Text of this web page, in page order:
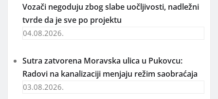
Vozači negoduju zbog slabe uočljivosti, nadležni
tvrde da je sve po projektu
04.08.2026.
Sutra zatvorena Moravska ulica u Pukovcu:
Radovi na kanalizaciji menjaju režim saobraćaja
03.08.2026.